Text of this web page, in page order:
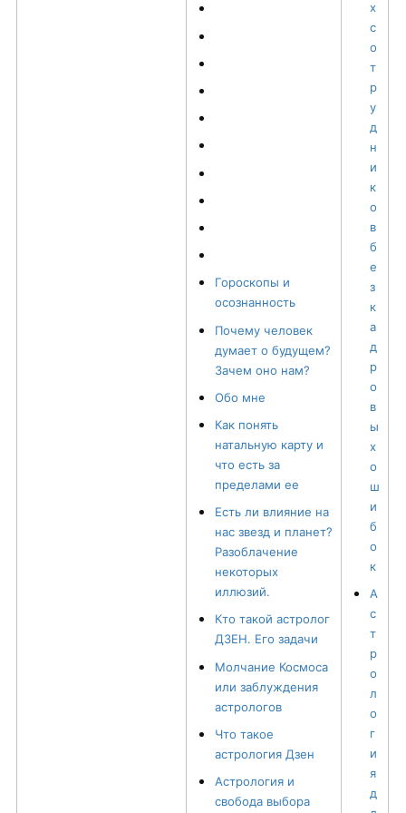
Гороскопы и
осознанность
Почему человек
думает о будущем?
Зачем оно нам?
Обо мне
Как понять
натальную карту и
что есть за
пределами ее
Есть ли влияние на
нас звезд и планет?
Разоблачение
некоторых
иллюзий.
Кто такой астролог
ДЗЕН. Его задачи
Молчание Космоса
или заблуждения
астрологов
Что такое
астрология Дзен
Астрология и
свобода выбора
х
с
о
т
р
у
д
н
и
к
о
в
б
е
з
к
а
д
р
о
в
ы
х
о
ш
и
б
о
к
А
с
т
р
о
л
о
г
и
я
д